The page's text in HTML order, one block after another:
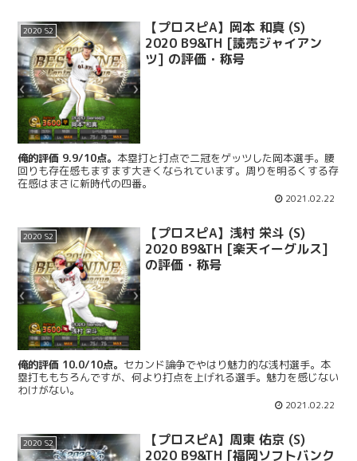
2020 S2
【プロスピA】岡本 和真 (S)
2020 B9&TH [読売ジャイアン
ツ] の評価・称号
俺的評価 9.9/10点。本塁打と打点で二冠をゲッツした岡本選手。腰
回りも存在感もますます大きくなられています。周りを明るくする存
在感はまさに新時代の四番。
2021.02.22
2020 S2
【プロスピA】浅村 栄斗 (S)
2020 B9&TH [楽天イーグルス]
の評価・称号
俺的評価 10.0/10点。 セカンド論争でやはり魅力的な浅村選手。本
塁打ももちろんですが、何より打点を上げれる選手。魅力を感じない
わけがない。
2021.02.22
2020 S2
【プロスピA】周東 佑京 (S)
2020 B9&TH [福岡ソフトバンク